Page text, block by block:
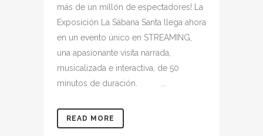
más de un millón de espectadores! La
Exposición La Sábana Santa llega ahora
en un evento único en STREAMING,
una apasionante visita narrada,
musicalizada e interactiva, de 50
minutos de duración. ...
READ MORE